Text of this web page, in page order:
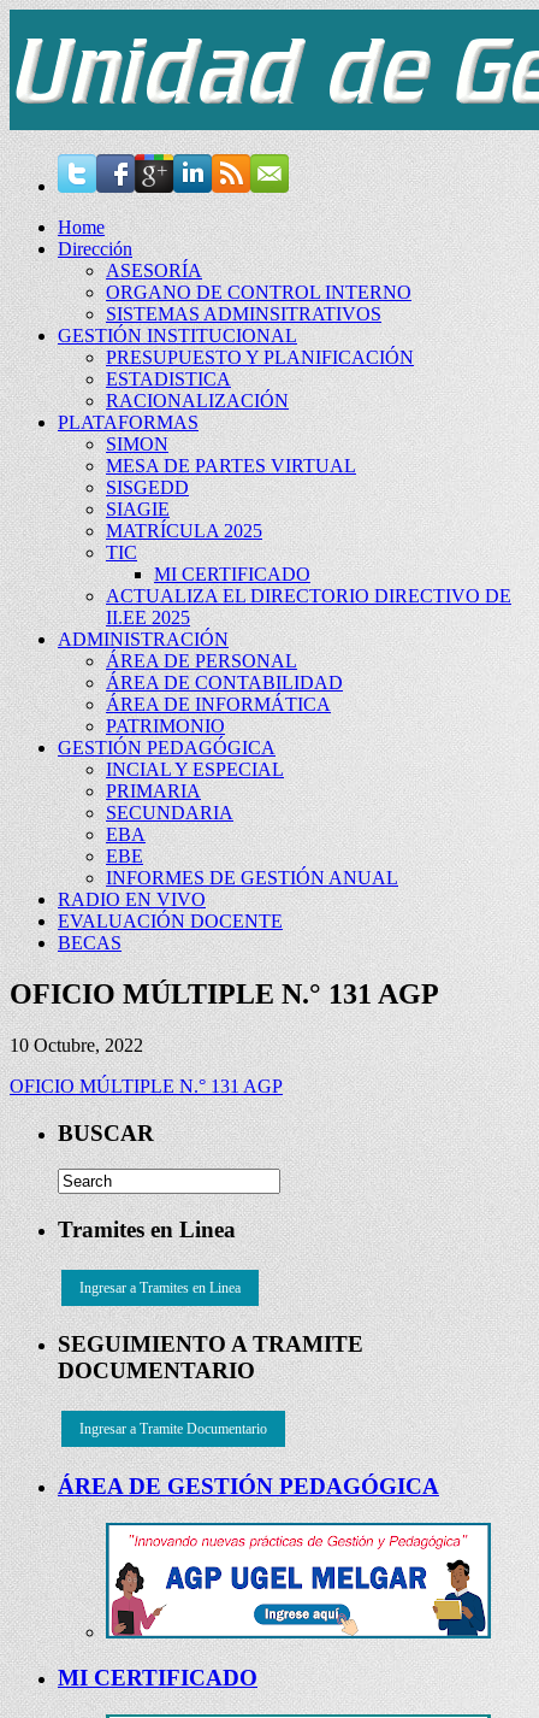
Home
Dirección
ASESORÍA
ORGANO DE CONTROL INTERNO
SISTEMAS ADMINSITRATIVOS
GESTIÓN INSTITUCIONAL
PRESUPUESTO Y PLANIFICACIÓN
ESTADISTICA
RACIONALIZACIÓN
PLATAFORMAS
SIMON
MESA DE PARTES VIRTUAL
SISGEDD
SIAGIE
MATRÍCULA 2025
TIC
MI CERTIFICADO
ACTUALIZA EL DIRECTORIO DIRECTIVO DE
II.EE 2025
ADMINISTRACIÓN
ÁREA DE PERSONAL
ÁREA DE CONTABILIDAD
ÁREA DE INFORMÁTICA
PATRIMONIO
GESTIÓN PEDAGÓGICA
INCIAL Y ESPECIAL
PRIMARIA
SECUNDARIA
EBA
EBE
INFORMES DE GESTIÓN ANUAL
RADIO EN VIVO
EVALUACIÓN DOCENTE
BECAS
OFICIO MÚLTIPLE N.° 131 AGP
10 Octubre, 2022
OFICIO MÚLTIPLE N.° 131 AGP
BUSCAR
Tramites en Linea
Ingresar a Tramites en Linea
SEGUIMIENTO A TRAMITE
DOCUMENTARIO
Ingresar a Tramite Documentario
ÁREA DE GESTIÓN PEDAGÓGICA
MI CERTIFICADO